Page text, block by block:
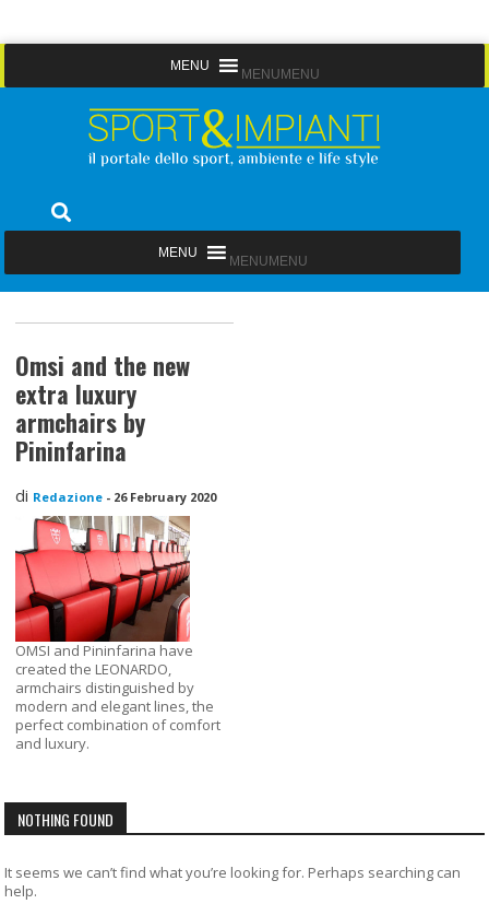
to
MENU MENU
Sport&Impianti
MENU MENU
Omsi and the new
extra luxury
armchairs by
Pininfarina
di Redazione - 26 February 2020
OMSI and Pininfarina have
created the LEONARDO,
armchairs distinguished by
modern and elegant lines, the
perfect combination of comfort
and luxury.
NOTHING FOUND
It seems we can’t find what you’re looking for. Perhaps searching can
help.